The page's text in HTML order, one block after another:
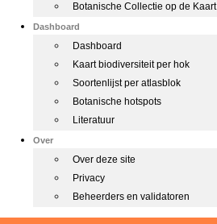
Botanische Collectie op de Kaart
Dashboard
Dashboard
Kaart biodiversiteit per hok
Soortenlijst per atlasblok
Botanische hotspots
Literatuur
Over
Over deze site
Privacy
Beheerders en validatoren